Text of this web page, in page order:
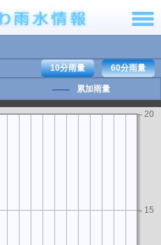
60分雨量
10分雨量
累加雨量
15
20